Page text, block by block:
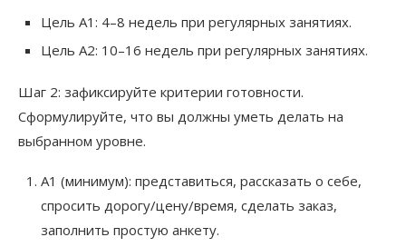
Цель A1: 4–8 недель при регулярных занятиях.
Цель A2: 10–16 недель при регулярных занятиях.
Шаг 2: зафиксируйте критерии готовности.
Сформулируйте, что вы должны уметь делать на
выбранном уровне.
A1 (минимум): представиться, рассказать о себе,
спросить дорогу/цену/время, сделать заказ,
заполнить простую анкету.